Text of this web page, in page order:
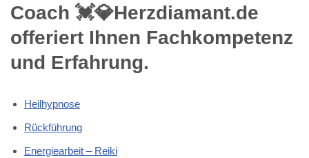
Coach 💓️💎Herzdiamant.de
offeriert Ihnen Fachkompetenz
und Erfahrung.
Heilhypnose
Rückführung
Energiearbeit – Reiki